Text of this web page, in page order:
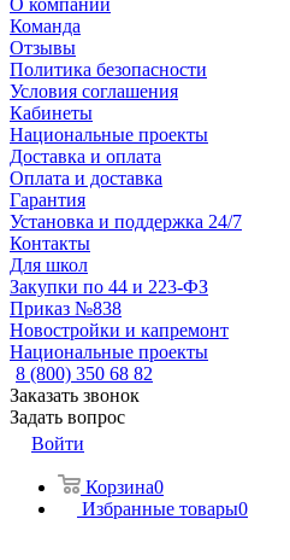
О компании
Команда
Отзывы
Политика безопасности
Условия соглашения
Кабинеты
Национальные проекты
Доставка и оплата
Оплата и доставка
Гарантия
Установка и поддержка 24/7
Контакты
Для школ
Закупки по 44 и 223-ФЗ
Приказ №838
Новостройки и капремонт
Национальные проекты
8 (800) 350 68 82
Заказать звонок
Задать вопрос
Войти
Корзина0
Избранные товары0